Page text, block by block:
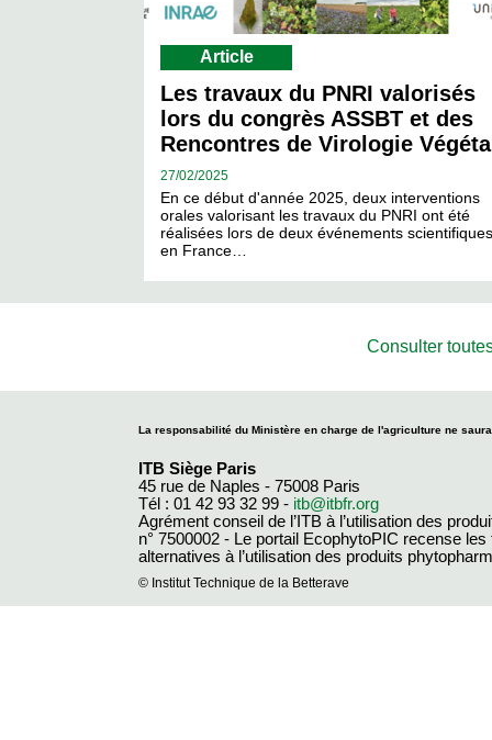
Article
Les travaux du PNRI valorisés
lors du congrès ASSBT et des
Rencontres de Virologie
27/02/2025
En ce début d'année 2025, deux interventions
orales valorisant les travaux du PNRI ont été
réalisées lors de deux événements scientifiques
en France…
Consulter
La responsabilité du Ministère en charge de l'agriculture ne
ITB Siège Paris
45 rue de Naples - 75008 Paris
Tél : 01 42 93 32 99 - itb@itbfr.org
Agrément conseil de l’ITB à l’utilisation des
n° 7500002 - Le portail EcophytoPIC recense les
alternatives à l’utilisation des produits
© Institut Technique de la Betterave